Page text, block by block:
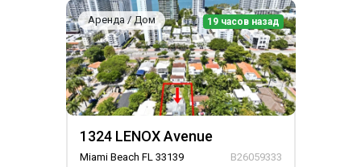
Аренда / Дом
1324 LENOX Avenue
Miami Beach FL 33139
B26059333
19 часов назад